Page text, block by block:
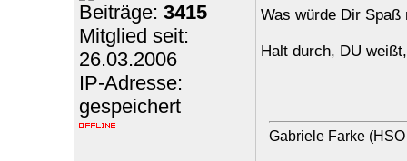
Beiträge: 3415
Mitglied seit:
26.03.2006
IP-Adresse:
gespeichert
Was würde Dir Spaß
Halt durch, DU
Gabriele Farke (HSO